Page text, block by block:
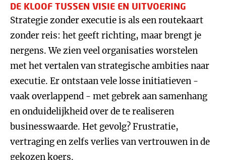
DE KLOOF TUSSEN VISIE EN UITVOERING
Strategie zonder executie is als een routekaart
zonder reis: het geeft richting, maar brengt je
nergens. We zien veel organisaties worstelen
met het vertalen van strategische ambities naar
executie. Er ontstaan vele losse initiatieven -
vaak overlappend - met gebrek aan samenhang
en onduidelijkheid over de te realiseren
businesswaarde. Het gevolg? Frustratie,
vertraging en zelfs verlies van vertrouwen in de
gekozen koers.